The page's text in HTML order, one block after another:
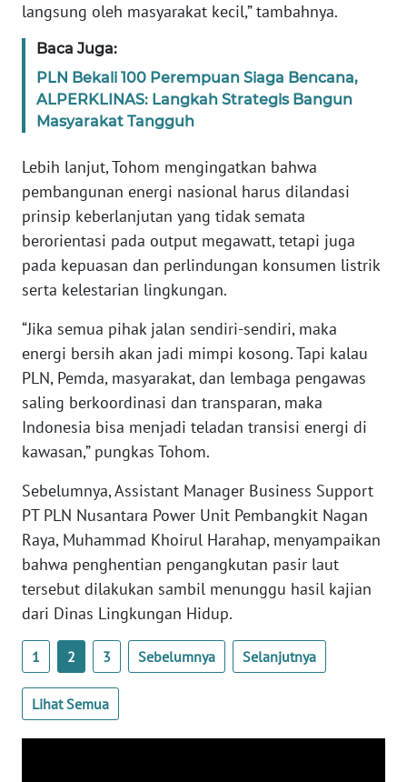
langsung oleh masyarakat kecil,” tambahnya.
Baca Juga:
PLN Bekali 100 Perempuan Siaga Bencana,
ALPERKLINAS: Langkah Strategis Bangun
Masyarakat Tangguh
Lebih lanjut, Tohom mengingatkan bahwa
pembangunan energi nasional harus dilandasi
prinsip keberlanjutan yang tidak semata
berorientasi pada output megawatt, tetapi juga
pada kepuasan dan perlindungan konsumen listrik
serta kelestarian lingkungan.
“Jika semua pihak jalan sendiri-sendiri, maka
energi bersih akan jadi mimpi kosong. Tapi kalau
PLN, Pemda, masyarakat, dan lembaga pengawas
saling berkoordinasi dan transparan, maka
Indonesia bisa menjadi teladan transisi energi di
kawasan,” pungkas Tohom.
Sebelumnya, Assistant Manager Business Support
PT PLN Nusantara Power Unit Pembangkit Nagan
Raya, Muhammad Khoirul Harahap, menyampaikan
bahwa penghentian pengangkutan pasir laut
tersebut dilakukan sambil menunggu hasil kajian
dari Dinas Lingkungan Hidup.
1 2 3 Sebelumnya Selanjutnya
Lihat Semua
RIAU
WN
SERAMBI
SULTRA
WN
NTB
WN
SULTENG
WN
SULBAR
BABEL
WN
SUMBAR
WN
WN
BENGKULU
WN